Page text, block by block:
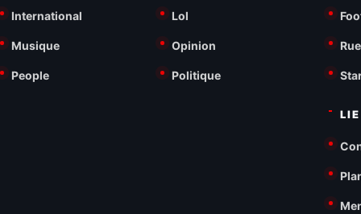
International Lol
Musique Opinion
People Politique